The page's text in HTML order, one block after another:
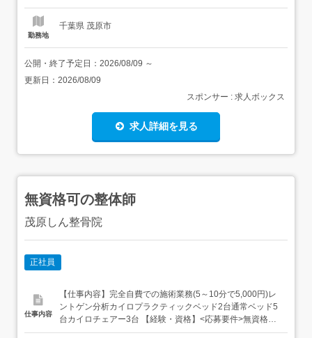
勤務地
千葉県 茂原市
公開・終了予定日： 2026/08/09 ～
更新日： 2026/08/09
スポンサー : 求人ボックス
求人詳細を見る
無資格可の整体師
茂原しん整骨院
正社員
仕事内容
【仕事内容】完全自費での施術業務(5～10分で5,000円)レ
ントゲン分析カイロプラクティックベッド2台通常ベッド5
台カイロチェアー3台 【経験・資格】<応募要件>無資格可
【給与】月給 220,000円 〜 500,000円<給与の備考>昇給